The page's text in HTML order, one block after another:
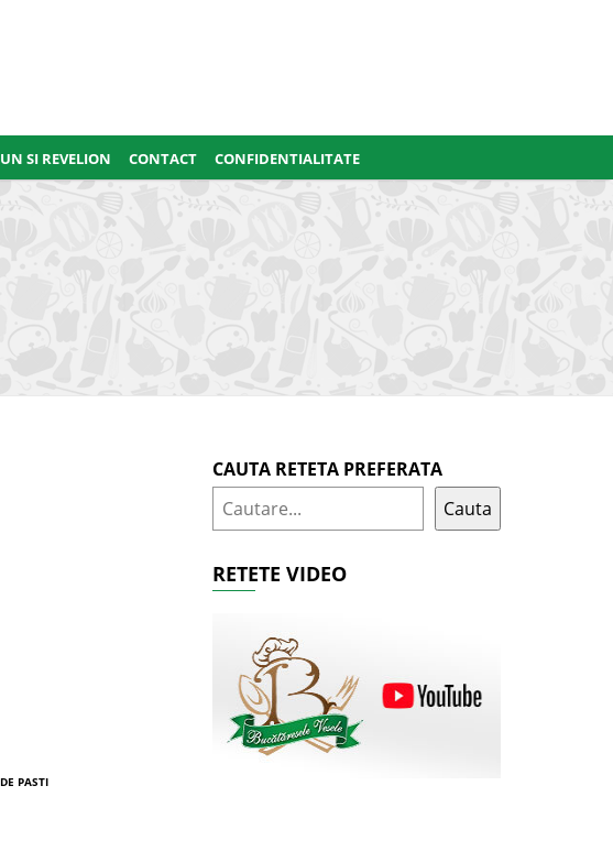
SI REVELION CONTACT CONFIDENTIALITATE
PASTI
CAUTA RETETA PREFERATA
Cauta
RETETE VIDEO